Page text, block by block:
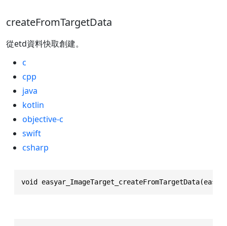
createFromTargetData
從etd資料快取創建。
c
cpp
java
kotlin
objective-c
swift
csharp
void